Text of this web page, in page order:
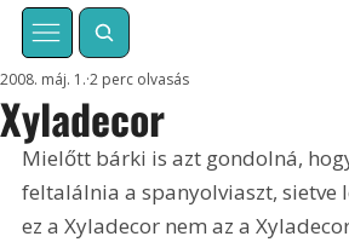
Xyladecor
2008. máj. 1. 2 perc olvasás
Mielőtt bárki is azt gondolná,
feltalálnia a spanyolviaszt, sietve
ez a Xyladecor nem az a